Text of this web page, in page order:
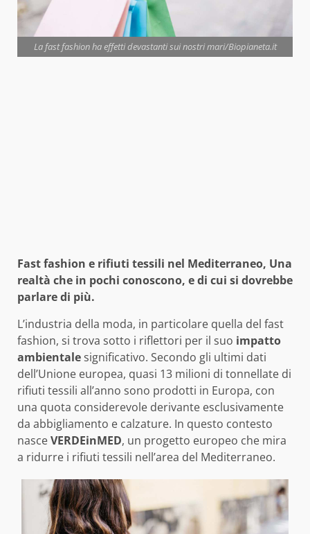
La fast fashion ha effetti devastanti sui nostri mari/Biopianeta.it
Fast fashion e rifiuti tessili nel Mediterraneo, Una
realtà che in pochi conoscono, e di cui si dovrebbe
parlare di più.
L’industria della moda, in particolare quella del fast
fashion, si trova sotto i riflettori per il suo impatto
ambientalesignificativo. Secondo gli ultimi dati
dell’Unione europea, quasi 13 milioni di tonnellate di
rifiuti tessili all’anno sono prodotti in Europa, con
una quota considerevole derivante esclusivamente
da abbigliamento e calzature. In questo contesto
nasceVERDEinMED, un progetto europeo che mira
a ridurre i rifiuti tessili nell’area del Mediterraneo.